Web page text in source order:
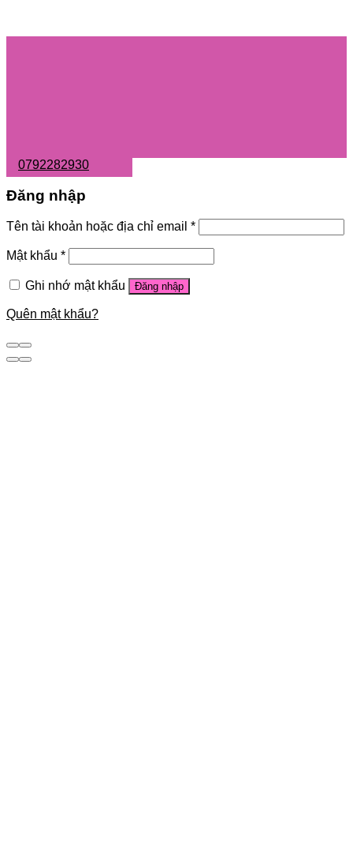
0792282930
Đăng nhập
Tên tài khoản hoặc địa chỉ email *
Mật khẩu *
Ghi nhớ mật khẩu Đăng nhập
Quên mật khẩu?